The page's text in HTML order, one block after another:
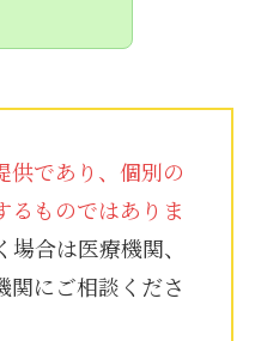
供であり、個別の
るものではありま
合は医療機関、
関にご相談くださ